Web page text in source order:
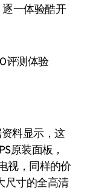
一体验酷开
料显示，这
原装面板，
视，同样的价
尺寸的全高清